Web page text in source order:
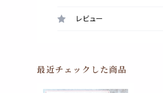
レビュー
最近チェックした商品